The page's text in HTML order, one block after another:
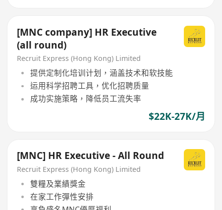
[MNC company] HR Executive
(all round)
Recruit Express (Hong Kong) Limited
提供定制化培训计划，涵盖技术和软技能
运用科学招聘工具，优化招聘质量
成功实施策略，降低员工流失率
$22K-27K/月
[MNC] HR Executive - All Round
Recruit Express (Hong Kong) Limited
雙糧及業績獎金
在家工作彈性安排